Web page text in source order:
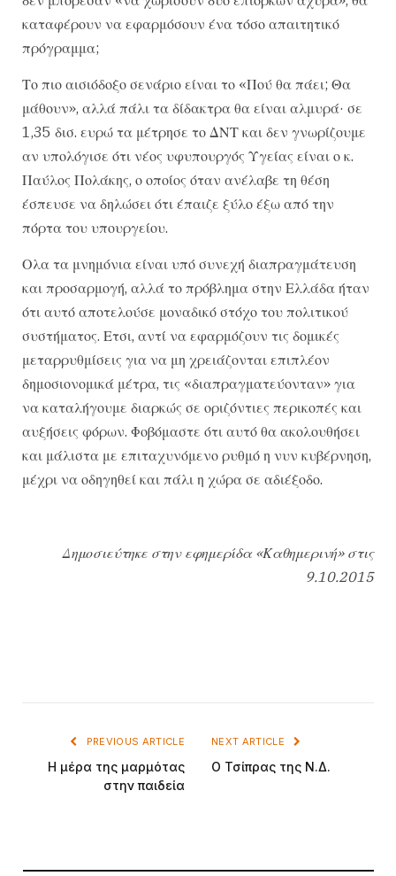
καταφέρουν να εφαρμόσουν ένα τόσο απαιτητικό
πρόγραμμα;
Το πιο αισιόδοξο σενάριο είναι το «Πού θα πάει; Θα
μάθουν», αλλά πάλι τα δίδακτρα θα είναι αλμυρά· σε
1,35 δισ. ευρώ τα μέτρησε το ΔΝΤ και δεν γνωρίζουμε
αν υπολόγισε ότι νέος υφυπουργός Υγείας είναι ο κ.
Παύλος Πολάκης, ο οποίος όταν ανέλαβε τη θέση
έσπευσε να δηλώσει ότι έπαιζε ξύλο έξω από την
πόρτα του υπουργείου.
Ολα τα μνημόνια είναι υπό συνεχή διαπραγμάτευση
και προσαρμογή, αλλά το πρόβλημα στην Ελλάδα ήταν
ότι αυτό αποτελούσε μοναδικό στόχο του πολιτικού
συστήματος. Ετσι, αντί να εφαρμόζουν τις δομικές
μεταρρυθμίσεις για να μη χρειάζονται επιπλέον
δημοσιονομικά μέτρα, τις «διαπραγματεύονταν» για
να καταλήγουμε διαρκώς σε οριζόντιες περικοπές και
αυξήσεις φόρων. Φοβόμαστε ότι αυτό θα ακολουθήσει
και μάλιστα με επιταχυνόμενο ρυθμό η νυν κυβέρνηση,
μέχρι να οδηγηθεί και πάλι η χώρα σε αδιέξοδο.
Δημοσιεύτηκε στην εφημερίδα «Καθημερινή» στις
9.10.2015
PREVIOUS ARTICLE
Η μέρα της μαρμότας
στην παιδεία
NEXT ARTICLE
Ο Τσίπρας της Ν.Δ.